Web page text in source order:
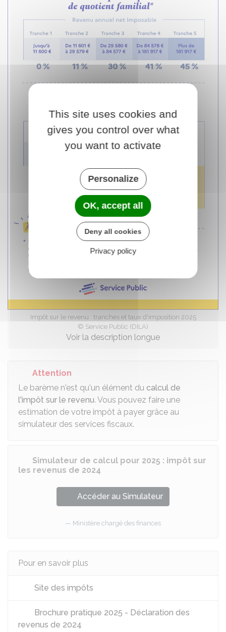
Impôt sur le revenu : tranches et taux d'imposition 2025
© Service Public (DILA)
Voir la description longue
Attention
Le barème n'est qu'un élément du calcul de
l'impôt sur le revenu. Vous pouvez faire une
estimation de votre impôt à payer grâce au
simulateur des services fiscaux.
Simulateur de calcul pour 2025 : impôt sur
les revenus de 2024
Accéder au Simulateur
Ministère chargé des finances
Pour en savoir plus
Site des impôts
Brochure pratique 2025 - Déclaration des
revenus de 2024
This site uses cookies and
gives you control over what
you want to activate
Personalize
OK, accept all
Deny all cookies
Privacy policy